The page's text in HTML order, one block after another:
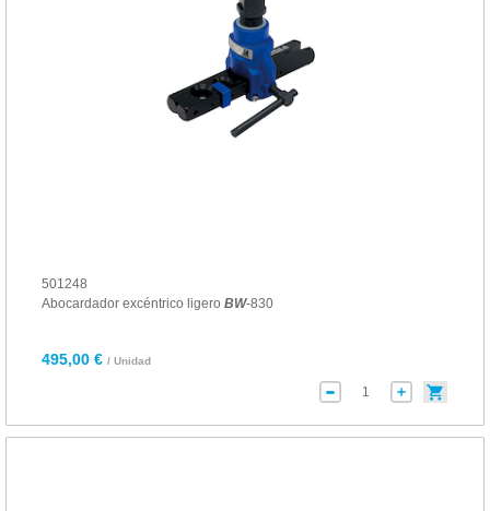
501248
Abocardador excéntrico ligero BW-830
495,00 € / Unidad